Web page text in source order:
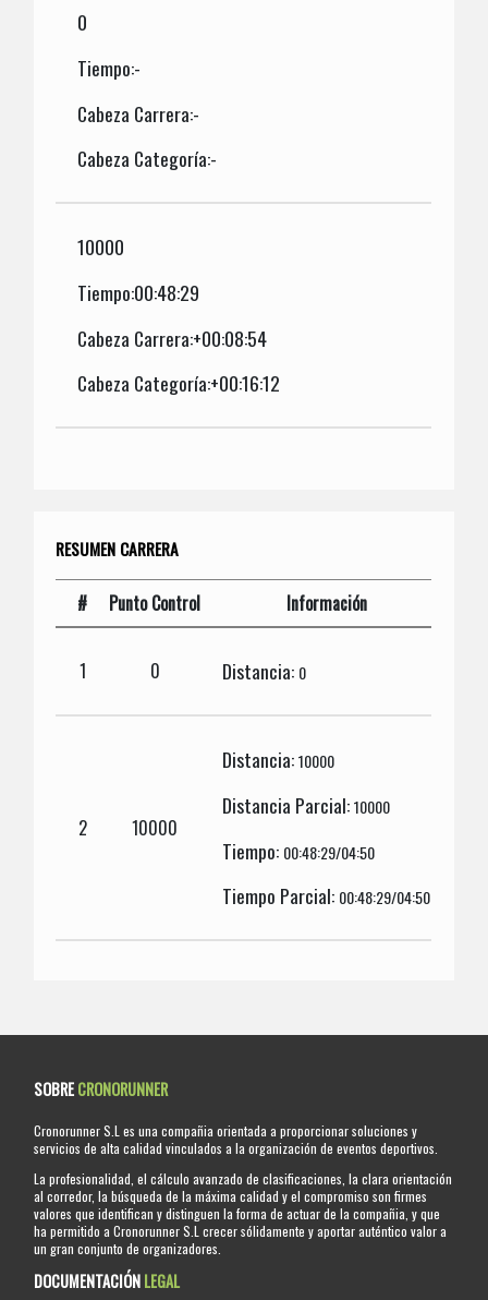
0
Tiempo:-
Cabeza Carrera:-
Cabeza Categoría:-
10000
Tiempo:00:48:29
Cabeza Carrera:+00:08:54
Cabeza Categoría:+00:16:12
RESUMEN CARRERA
# Punto Control Información
1 0 Distancia: 0
2 10000
Distancia:10000
Distancia Parcial:10000
Tiempo: 00:48:29/04:50
Tiempo Parcial: 00:48:29/04:50
SOBRECRONORUNNER
Cronorunner S.L es una compañia orientada a proporcionar soluciones y
servicios de alta calidad vinculados a la organización de eventos deportivos.
La profesionalidad, el cálculo avanzado de clasificaciones, la clara orientación
al corredor, la búsqueda de la máxima calidad y el compromiso son firmes
valores que identifican y distinguen la forma de actuar de la compañia, y que
ha permitido a Cronorunner S.L crecer sólidamente y aportar auténtico valor a
un gran conjunto de organizadores.
DOCUMENTACIÓNLEGAL